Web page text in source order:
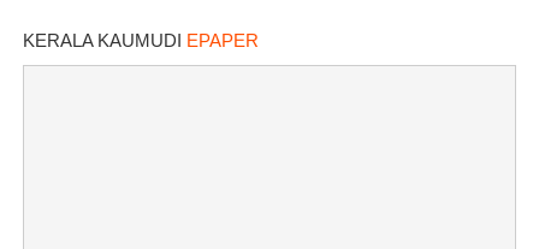
KERALA KAUMUDI EPAPER